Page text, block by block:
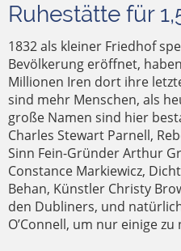
CHARLES STEWART
SICH AUF DEM
BEFINDET,
MEHR ALS 1,5
VIELE GRÄBER
VERZIERTE
DAS ÄLTESTE
DUBLIN,
JOHN KAVANAGH
EINES DER
STATUE
Ruhestätte für
1832 als kleiner Friedhof
Bevölkerung eröffnet,
Millionen Iren dort ihre
sind mehr Menschen, als
große Namen sind hier
Charles Stewart Parnell,
Sinn Fein-Gründer Arthur
Constance Markiewicz,
Behan, Künstler Christy
den Dubliners, und
O’Connell, um nur einige zu